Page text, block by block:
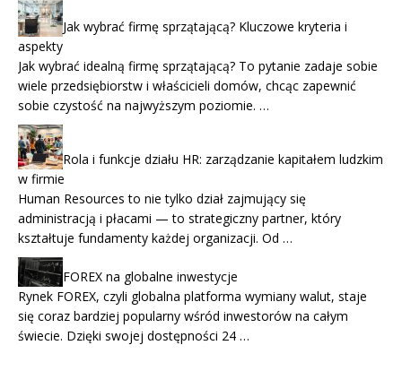
Jak wybrać firmę sprzątającą? Kluczowe kryteria i
aspekty
Jak wybrać idealną firmę sprzątającą? To pytanie zadaje sobie
wiele przedsiębiorstw i właścicieli domów, chcąc zapewnić
sobie czystość na najwyższym poziomie. …
Rola i funkcje działu HR: zarządzanie kapitałem ludzkim
w firmie
Human Resources to nie tylko dział zajmujący się
administracją i płacami — to strategiczny partner, który
kształtuje fundamenty każdej organizacji. Od …
FOREX na globalne inwestycje
Rynek FOREX, czyli globalna platforma wymiany walut, staje
się coraz bardziej popularny wśród inwestorów na całym
świecie. Dzięki swojej dostępności 24 …